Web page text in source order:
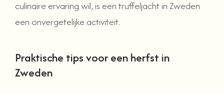
culinaire ervaring wil, is een truffeljacht in Zweden
een onvergetelijke activiteit.
Praktische tips voor een herfst in
Zweden